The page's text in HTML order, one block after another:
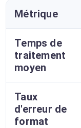
Métrique
Temps de
traitement
moyen
Taux
d'erreur de
format